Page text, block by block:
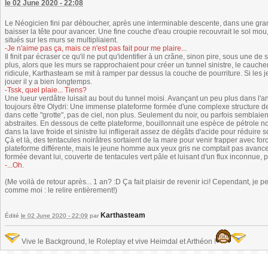
le 02 June 2020 - 22:08
Le Néogicien fini par déboucher, après une interminable descente, dans une
baisser la tête pour avancer. Une fine couche d'eau croupie recouvrait le sol
situés sur les murs se multipliaient.
-Je n'aime pas ça, mais ce n'est pas fait pour me plaire...
Il finit par écraser ce qu'il ne put qu'identifier à un crâne, sinon pire, sous une
plus, alors que les murs se rapprochaient pour créer un tunnel sinistre, le
ridicule, Karthasteam se mit à ramper par dessus la couche de pourriture. Si les
jouer il y a bien longtemps.
-Tssk, quel plaie... Tiens?
Une lueur verdâtre luisait au bout du tunnel moisi. Avançant un peu plus dans
toujours être Olydri: Une immense plateforme formée d'une complexe structure
dans cette "grotte", pas de ciel, non plus. Seulement du noir, ou parfois
abstraites. En dessous de cette plateforme, bouillonnait une espèce de pétrole
dans la lave froide et sinistre lui infligerait assez de dégâts d'acide pour réduire
Çà et là, des tentacules noirâtres sortaient de la mare pour venir frapper avec
plateforme différente, mais le jeune homme aux yeux gris ne comptait pas
formée devant lui, couverte de tentacules vert pâle et luisant d'un flux inconnue,
-...Oh.
(Me voilà de retour après... 1 an? :D Ça fait plaisir de revenir ici! Cependant, je
comme moi : le relire entièrement!)
Édité le 02 June 2020 - 22:09 par Karthasteam
Vive le Background, le Roleplay et vive Heimdal et Arthéon !